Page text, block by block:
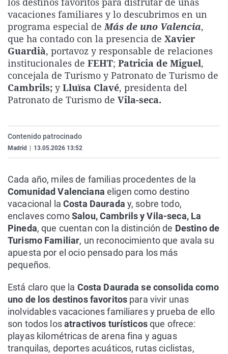
La rosa de los vientos
Gente viajera
Como el perro y el
Caso
Retornados
Equipo de
Operación Viuda
Extremadura
Galicia
La Rioja
Navarra
País Vasco
Virales
Televisión
Elecciones
vacaciones familiares y lo descubrimos en un
programa especial deMás de uno Valencia,
que ha contado con la presencia de Xavier
Guardià, portavoz y responsable de relaciones
institucionales de FEHT; Patricia de Miguel,
concejala de Turismo y Patronato de Turismo de
Cambrils; yLluïsa Clavé, presidenta del
Patronato de Turismo de Vila-seca.
Contenido patrocinado
Madrid 13.05.2026 13:52
Cada año, miles de familias procedentes de la
Comunidad Valenciana eligen como destino
vacacional la Costa Daurada y, sobre todo,
enclaves comoSalou, Cambrils y Vila-seca, La
Pineda, que cuentan con la distinción de Destino de
Turismo Familiar, un reconocimiento que avala su
apuesta por el ocio pensado para los más
pequeños.
Está claro que la Costa Daurada se consolida como
uno de los destinos favoritos para vivir unas
inolvidables vacaciones familiares y prueba de ello
son todos losatractivos turísticosque ofrece:
playas kilométricas de arena fina y aguas
tranquilas, deportes acuáticos, rutas ciclistas,